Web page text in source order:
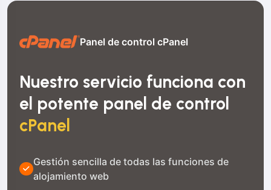
Panel de control cPanel
Nuestro servicio funciona con
el potente panel de control
cPanel
Gestión sencilla de todas las funciones de
alojamiento web